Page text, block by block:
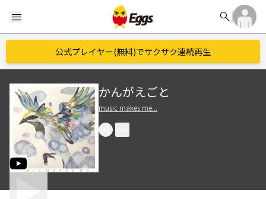
menu search
公式プレイヤー(無料)でサクサク連続再生
かんがえごと
music makes me...